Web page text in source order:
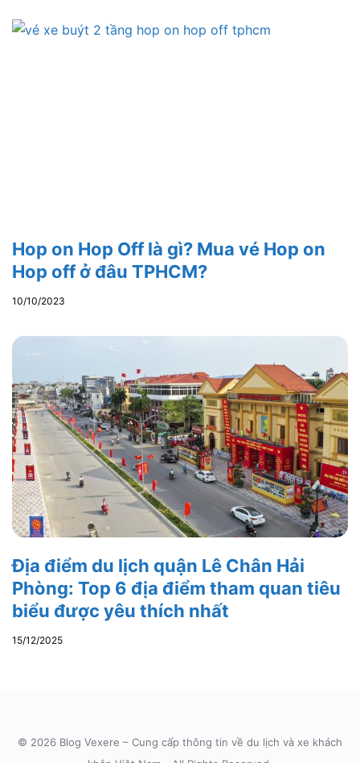
Hop on Hop Off là gì? Mua vé Hop on
Hop off ở đâu TPHCM?
10/10/2023
Địa điểm du lịch quận Lê Chân Hải
Phòng: Top 6 địa điểm tham quan tiêu
biểu được yêu thích nhất
15/12/2025
© 2026 Blog Vexere – Cung cấp thông tin về du lịch và xe khách